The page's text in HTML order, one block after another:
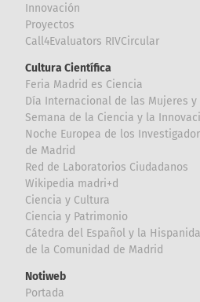
Innovación
Proyectos
Call4Evaluators RIVCircular
Cultura Científica
Feria Madrid es Ciencia
Día Internacional de las Mujeres
Semana de la Ciencia y la
Noche Europea de los
de Madrid
Red de Laboratorios Ciudadanos
Wikipedia madri+d
Ciencia y Cultura
Ciencia y Patrimonio
Cátedra del Español y la
de la Comunidad de Madrid
Notiweb
Portada